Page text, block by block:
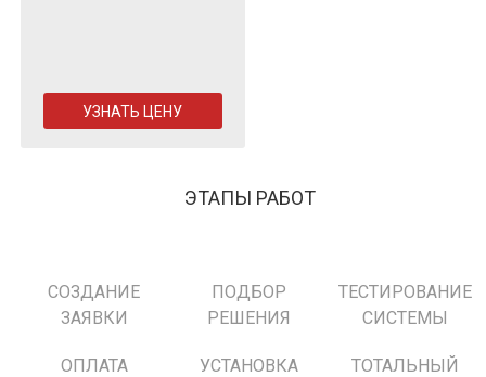
УЗНАТЬ ЦЕНУ
ЭТАПЫ РАБОТ
СОЗДАНИЕ
ЗАЯВКИ
ПОДБОР
РЕШЕНИЯ
ТЕСТИРОВАНИЕ
СИСТЕМЫ
ОПЛАТА
УСТАНОВКА
ТОТАЛЬНЫЙ